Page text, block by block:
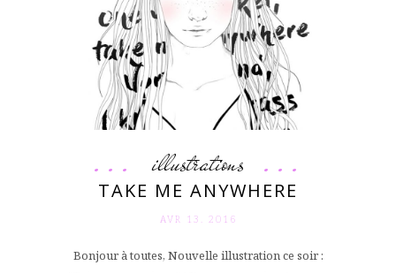
illustrations
TAKE ME ANYWHERE
AVR 13. 2016
Bonjour à toutes, Nouvelle illustration ce soir :